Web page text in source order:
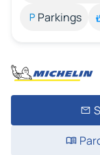
Parkings